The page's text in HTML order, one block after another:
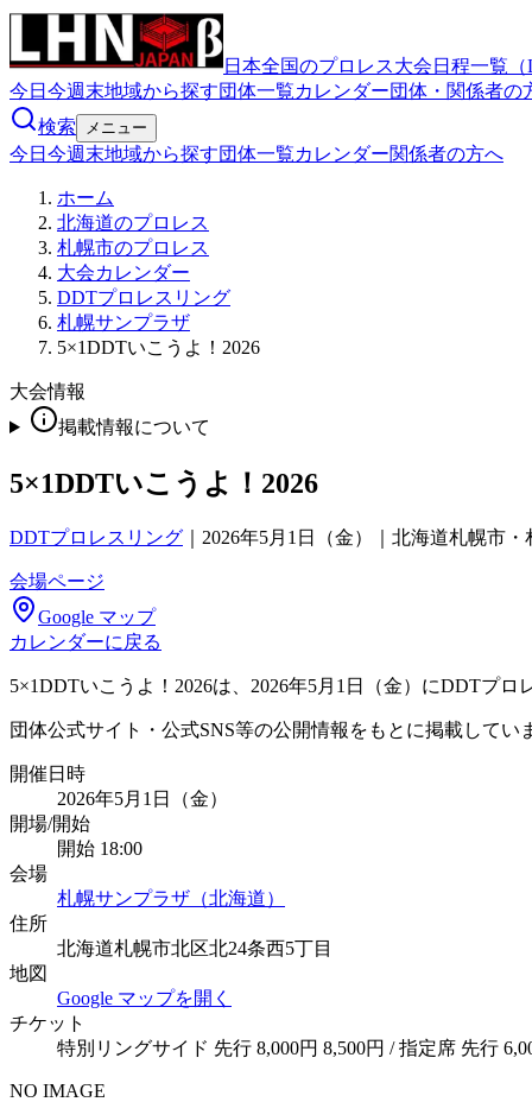
日本全国のプロレス大会日程一覧（
今日 今週末地域から探す団体一覧カレンダー団体・関係者の
検索
メニュー
今日 今週末地域から探す団体一覧カレンダー関係者の方へ
ホーム
北海道のプロレス
札幌市のプロレス
大会カレンダー
DDTプロレスリング
札幌サンプラザ
5×1DDTいこうよ！2026
大会情報
掲載情報について
5×1DDTいこうよ！2026
DDTプロレスリング 2026年5月1日（金）｜北海道札幌市
会場ページ
Google マップ
カレンダーに戻る
5×1DDTいこうよ！2026は、2026年5月1日（金）にDDTプ
団体公式サイト・公式SNS等の公開情報をもとに掲載してい
開催日時
2026年5月1日（金）
開場/開始
開始 18:00
会場
札幌サンプラザ（北海道）
住所
北海道札幌市北区北24条西5丁目
地図
Google マップを開く
チケット
特別リングサイド 先行 8,000円 8,500円 / 指定席 先行
NO IMAGE